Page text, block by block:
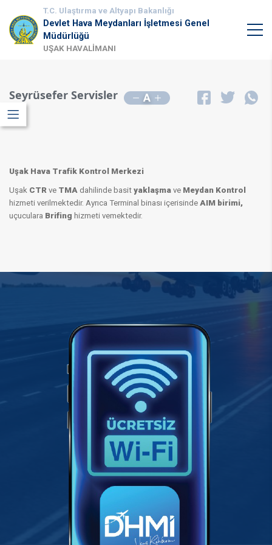
T.C. Ulaştırma ve Altyapı Bakanlığı
Devlet Hava Meydanları İşletmesi Genel
Müdürlüğü
UŞAK HAVALİMANI
Seyrüsefer Servisler A
Uşak Hava Trafik Kontrol Merkezi
Uşak CTR ve TMA dahilinde basit yaklaşma ve Meydan Kontrol
hizmeti verilmektedir. Ayrıca Terminal binası içerisinde AIM birimi,
uçuculara Brifing hizmeti vemektedir.​